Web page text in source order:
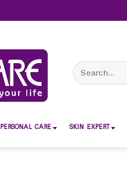
Search
for:
PERSONAL CARE SKIN EXPERT